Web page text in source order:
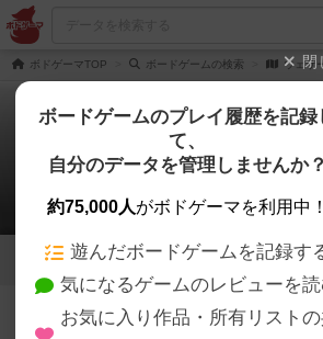
ボドゲーマTOP ボードゲームの検索 ウェザ
ウェザーリポート
0件のリプレイ日記
5 2
ウェザーリポートのトップ
閉
ボードゲームのプレイ履歴を記録
て、
自分のデータを管理しませんか？
約75,000人がボドゲーマを利用中！
遊んだボードゲームを記録す
気になるゲームのレビューを
お気に入り作品・所有リスト